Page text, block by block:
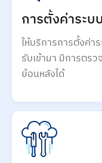
การตั้งค่าระ
ให้บริการการตั้งค่า
รับเข้ามา มีการตร
ย้อนหลังได้